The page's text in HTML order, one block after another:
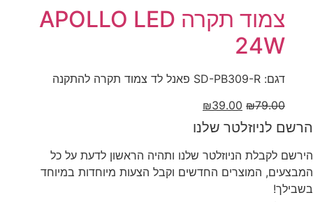
זה
יש
ניתן
המוצר
צמוד תקרה APOLLO LED
24W
דגם: SD-PB309-R פאנל לד צמוד תקרה להתקנה
₪79.00
המחיר
המקורי
₪79.00.
₪39.00
הנוכחי
₪39.00.
הרשם לניוזלטר שלנו
הירשם לקבלת הניוזלטר שלנו ותהיה הראשון לדעת על כל
המבצעים, המוצרים החדשים וקבל הצעות מיוחדות במיוחד
בשבילך!